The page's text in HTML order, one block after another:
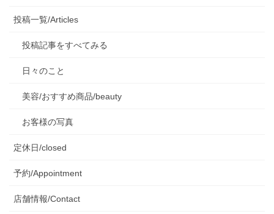
投稿一覧/Articles
投稿記事をすべてみる
日々のこと
美容/おすすめ商品/beauty
お客様の写真
定休日/closed
予約/Appointment
店舗情報/Contact